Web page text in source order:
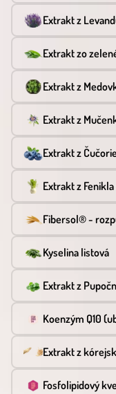
Extrakt z
Extrakt zo
Extrakt z
Extrakt z
Extrakt z
Extrakt z
Fibersol® -
Kyselina listová
Extrakt z
Koenzým Q10
Extrakt z
Fosfolipidový